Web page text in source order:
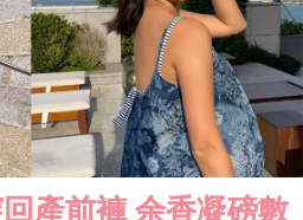
產前褲 余香凝磅數